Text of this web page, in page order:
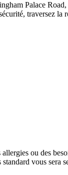
Palace
traversez la
ou des
vous